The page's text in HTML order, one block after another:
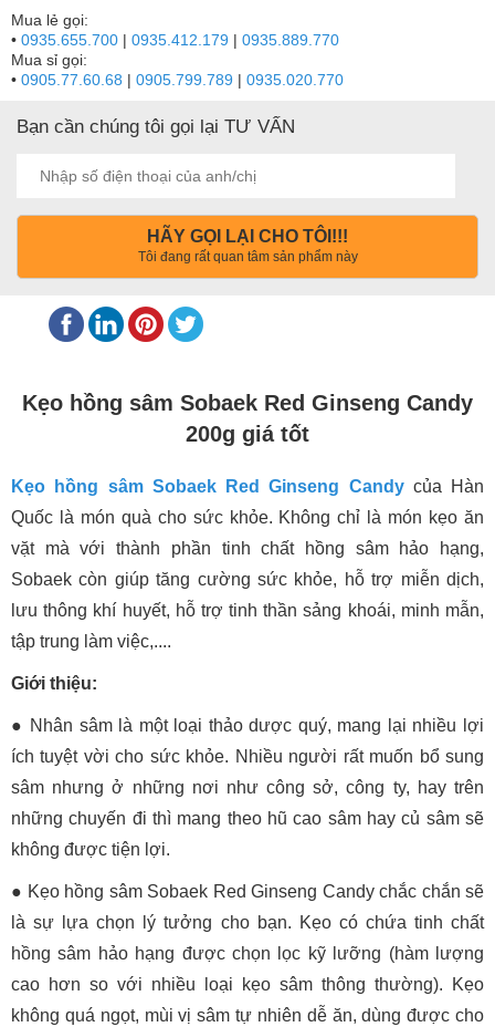
Mua lẻ gọi:
• 0935.655.700 | 0935.412.179 | 0935.889.770
Mua sỉ gọi:
• 0905.77.60.68 | 0905.799.789 | 0935.020.770
Bạn cần chúng tôi gọi lại TƯ VẤN
HÃY GỌI LẠI CHO TÔI!!!
Tôi đang rất quan tâm sản phẩm này
Kẹo hồng sâm Sobaek Red Ginseng Candy
200g giá tốt
Kẹo hồng sâm Sobaek Red Ginseng Candy của Hàn
Quốc là món quà cho sức khỏe. Không chỉ là món kẹo ăn
vặt mà với thành phần tinh chất hồng sâm hảo hạng,
Sobaek còn giúp tăng cường sức khỏe, hỗ trợ miễn dịch,
lưu thông khí huyết, hỗ trợ tinh thần sảng khoái, minh mẫn,
tập trung làm việc,....
Giới thiệu:
● Nhân sâm là một loại thảo dược quý, mang lại nhiều lợi
ích tuyệt vời cho sức khỏe. Nhiều người rất muốn bổ sung
sâm nhưng ở những nơi như công sở, công ty, hay trên
những chuyến đi thì mang theo hũ cao sâm hay củ sâm sẽ
không được tiện lợi.
● Kẹo hồng sâm Sobaek Red Ginseng Candy chắc chắn sẽ
là sự lựa chọn lý tưởng cho bạn. Kẹo có chứa tinh chất
hồng sâm hảo hạng được chọn lọc kỹ lưỡng (hàm lượng
cao hơn so với nhiều loại kẹo sâm thông thường). Kẹo
không quá ngọt, mùi vị sâm tự nhiên dễ ăn, dùng được cho